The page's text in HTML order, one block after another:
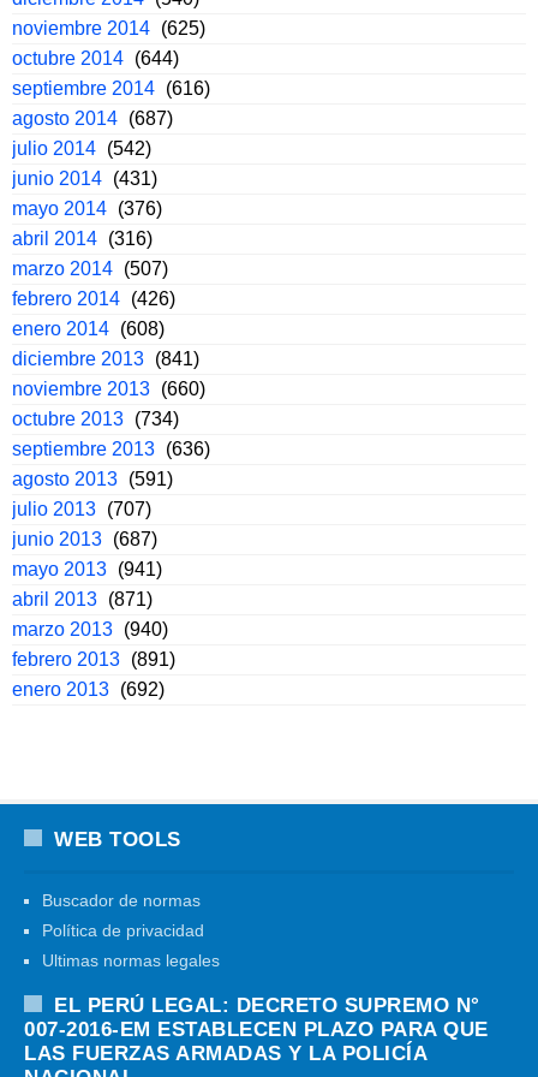
noviembre 2014 (625)
octubre 2014 (644)
septiembre 2014 (616)
agosto 2014 (687)
julio 2014 (542)
junio 2014 (431)
mayo 2014 (376)
abril 2014 (316)
marzo 2014 (507)
febrero 2014 (426)
enero 2014 (608)
diciembre 2013 (841)
noviembre 2013 (660)
octubre 2013 (734)
septiembre 2013 (636)
agosto 2013 (591)
julio 2013 (707)
junio 2013 (687)
mayo 2013 (941)
abril 2013 (871)
marzo 2013 (940)
febrero 2013 (891)
enero 2013 (692)
WEB TOOLS
Buscador de normas
Política de privacidad
Ultimas normas legales
EL PERÚ LEGAL: DECRETO SUPREMO N°
007-2016-EM ESTABLECEN PLAZO PARA QUE
LAS FUERZAS ARMADAS Y LA POLICÍA